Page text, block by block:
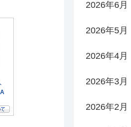
2026年6月
2026年5月
2026年4月
2026年3月
2026年2月